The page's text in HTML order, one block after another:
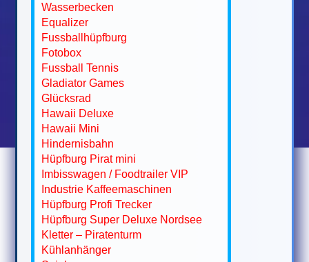
Wasserbecken
Equalizer
Fussballhüpfburg
Fotobox
Fussball Tennis
Gladiator Games
Glücksrad
Hawaii Deluxe
Hawaii Mini
Hindernisbahn
Hüpfburg Pirat mini
Imbisswagen / Foodtrailer VIP
Industrie Kaffeemaschinen
Hüpfburg Profi Trecker
Hüpfburg Super Deluxe Nordsee
Kletter – Piratenturm
Kühlanhänger